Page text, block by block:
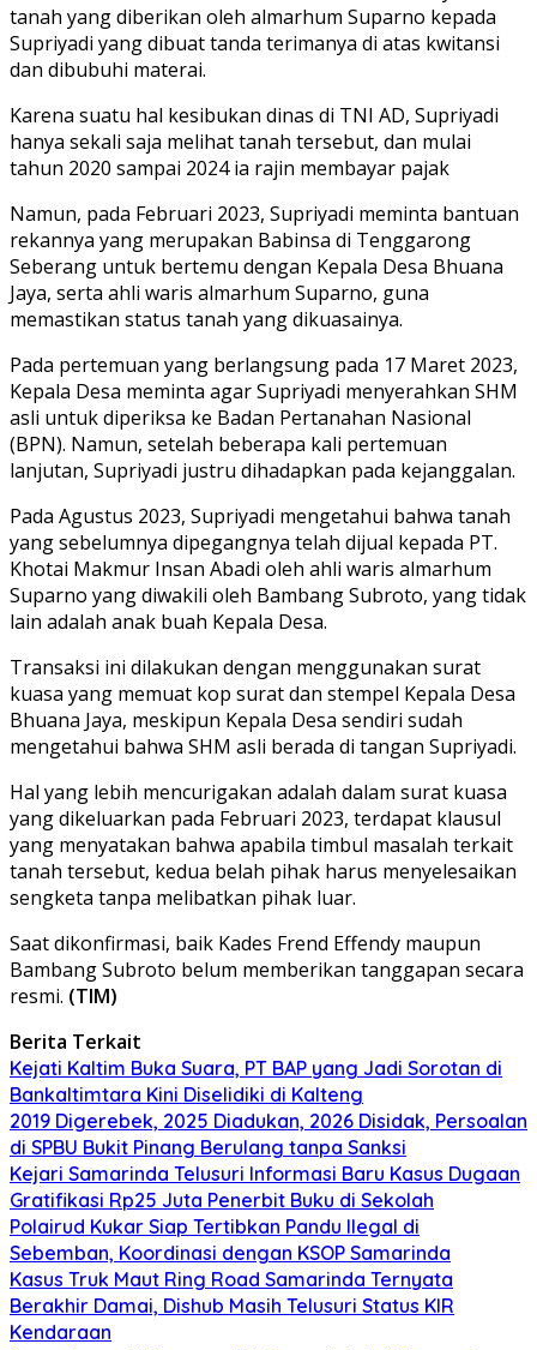
tanah yang diberikan oleh almarhum Suparno kepada
Supriyadi yang dibuat tanda terimanya di atas kwitansi
dan dibubuhi materai.
Karena suatu hal kesibukan dinas di TNI AD, Supriyadi
hanya sekali saja melihat tanah tersebut, dan mulai
tahun 2020 sampai 2024 ia rajin membayar pajak
Namun, pada Februari 2023, Supriyadi meminta bantuan
rekannya yang merupakan Babinsa di Tenggarong
Seberang untuk bertemu dengan Kepala Desa Bhuana
Jaya, serta ahli waris almarhum Suparno, guna
memastikan status tanah yang dikuasainya.
Pada pertemuan yang berlangsung pada 17 Maret 2023,
Kepala Desa meminta agar Supriyadi menyerahkan SHM
asli untuk diperiksa ke Badan Pertanahan Nasional
(BPN). Namun, setelah beberapa kali pertemuan
lanjutan, Supriyadi justru dihadapkan pada kejanggalan.
Pada Agustus 2023, Supriyadi mengetahui bahwa tanah
yang sebelumnya dipegangnya telah dijual kepada PT.
Khotai Makmur Insan Abadi oleh ahli waris almarhum
Suparno yang diwakili oleh Bambang Subroto, yang tidak
lain adalah anak buah Kepala Desa.
Transaksi ini dilakukan dengan menggunakan surat
kuasa yang memuat kop surat dan stempel Kepala Desa
Bhuana Jaya, meskipun Kepala Desa sendiri sudah
mengetahui bahwa SHM asli berada di tangan Supriyadi.
Hal yang lebih mencurigakan adalah dalam surat kuasa
yang dikeluarkan pada Februari 2023, terdapat klausul
yang menyatakan bahwa apabila timbul masalah terkait
tanah tersebut, kedua belah pihak harus menyelesaikan
sengketa tanpa melibatkan pihak luar.
Saat dikonfirmasi, baik Kades Frend Effendy maupun
Bambang Subroto belum memberikan tanggapan secara
resmi. (TIM)
Berita Terkait
Kejati Kaltim Buka Suara, PT BAP yang Jadi Sorotan di
Bankaltimtara Kini Diselidiki di Kalteng
2019 Digerebek, 2025 Diadukan, 2026 Disidak, Persoalan
di SPBU Bukit Pinang Berulang tanpa Sanksi
Kejari Samarinda Telusuri Informasi Baru Kasus Dugaan
Gratifikasi Rp25 Juta Penerbit Buku di Sekolah
Polairud Kukar Siap Tertibkan Pandu Ilegal di
Sebemban, Koordinasi dengan KSOP Samarinda
Kasus Truk Maut Ring Road Samarinda Ternyata
Berakhir Damai, Dishub Masih Telusuri Status KIR
Kendaraan